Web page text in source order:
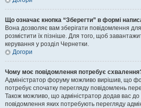
Що означає кнопка “Зберегти” в формі
Вона дозволяє вам зберігати повідомлення
розмістити їх пізніше. Для того, щоб
керування у розділ Чернетки.
Догори
Чому моє повідомлення потребує
Адміністратор форуму можливо вирішив, що
потребує спочатку перегляду повідомлень
Також можливо, що адміністратор додав вас до
повідомлення яких потребують перегляду